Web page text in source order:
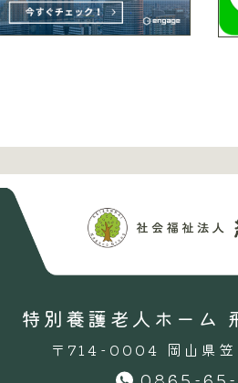
特別養護老人ホーム
〒714-0004 岡山県